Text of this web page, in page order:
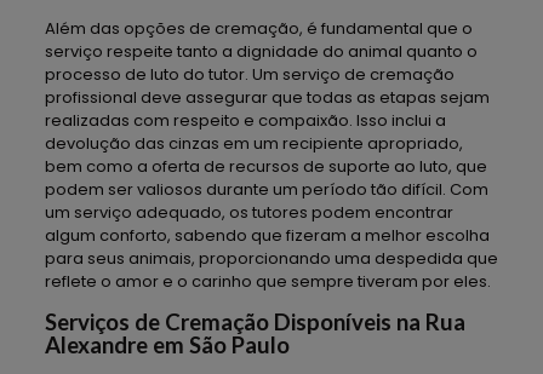
Além das opções de cremação, é fundamental que o
serviço respeite tanto a dignidade do animal quanto o
processo de luto do tutor. Um serviço de cremação
profissional deve assegurar que todas as etapas sejam
realizadas com respeito e compaixão. Isso inclui a
devolução das cinzas em um recipiente apropriado,
bem como a oferta de recursos de suporte ao luto, que
podem ser valiosos durante um período tão difícil. Com
um serviço adequado, os tutores podem encontrar
algum conforto, sabendo que fizeram a melhor escolha
para seus animais, proporcionando uma despedida que
reflete o amor e o carinho que sempre tiveram por eles.
Serviços de Cremação Disponíveis na Rua
Alexandre em São Paulo